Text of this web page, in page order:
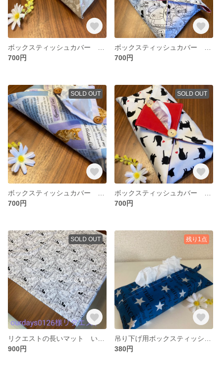
700円
700円
SOLD OUT
700円
SOLD OUT
700円
SOLD OUT
900円
残り1点
380円